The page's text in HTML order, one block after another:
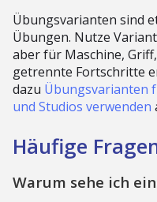
Übungsvarianten sind
Übungen. Nutze
aber für Maschine,
getrennte Fortschritte
dazu Übungsvarianten
und Studios verwenden
Häufige
Warum sehe ich